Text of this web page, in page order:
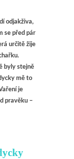
odjakživa,
se před pár
určitě žije
byly stejně
mě to
je
pravěku –